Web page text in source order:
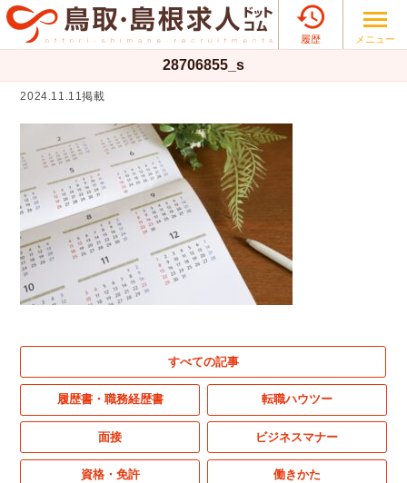

履歴 メニュー
28706855_s
2024.11.11掲載
すべての記事
履歴書・職務経歴書 転職ハウツー
面接 ビジネスマナー
資格・免許 働きかた